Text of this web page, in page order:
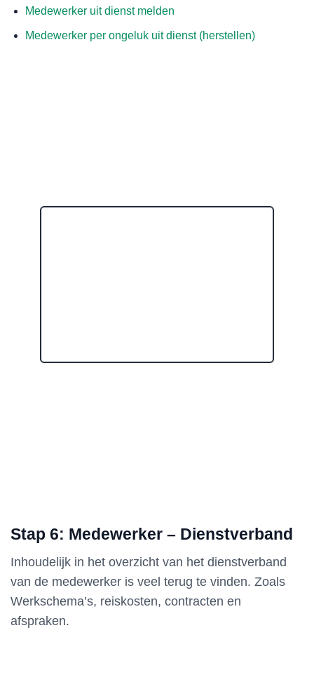
Medewerker uit dienst melden
Medewerker per ongeluk uit dienst (herstellen)
Stap 6: Medewerker – Dienstverband
Inhoudelijk in het overzicht van het dienstverband
van de medewerker is veel terug te vinden. Zoals
Werkschema’s, reiskosten, contracten en
afspraken.